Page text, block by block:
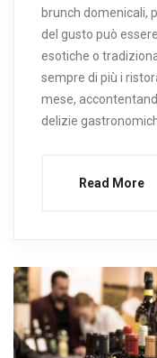
brunch domenicali,
del gusto può
esotiche o
sempre di più i
mese,
delizie
Read More